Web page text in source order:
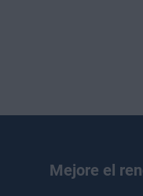
Mejore el